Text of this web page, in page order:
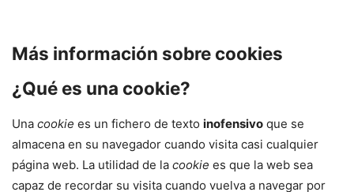
Más información sobre cookies
¿Qué es una cookie?
Una cookie es un fichero de texto inofensivo que se
almacena en su navegador cuando visita casi cualquier
página web. La utilidad de la cookie es que la web sea
capaz de recordar su visita cuando vuelva a navegar por